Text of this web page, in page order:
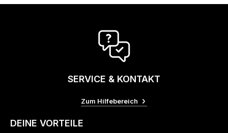
SERVICE & KONTAKT
Zum Hilfebereich
DEINE VORTEILE